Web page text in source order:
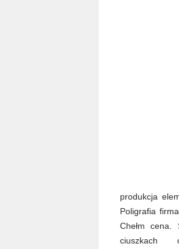
produkcja
Poligrafia
Chełm cena.
ciuszkach